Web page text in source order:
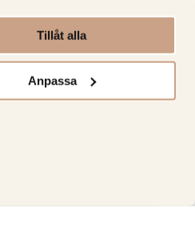
Tillåt alla
Anpassa